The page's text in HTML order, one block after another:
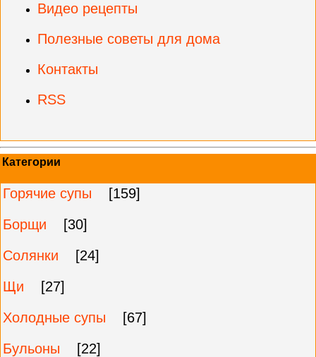
Видео рецепты
Полезные советы для дома
Контакты
RSS
Категории
Горячие супы
[159]
Борщи
[30]
Солянки
[24]
Щи
[27]
Холодные супы
[67]
Бульоны
[22]